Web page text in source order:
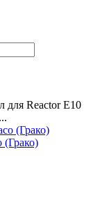
для Reactor E10
(Грако)